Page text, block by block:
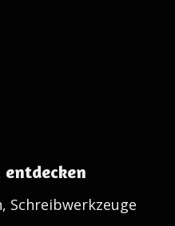
Schreibwerkzeuge